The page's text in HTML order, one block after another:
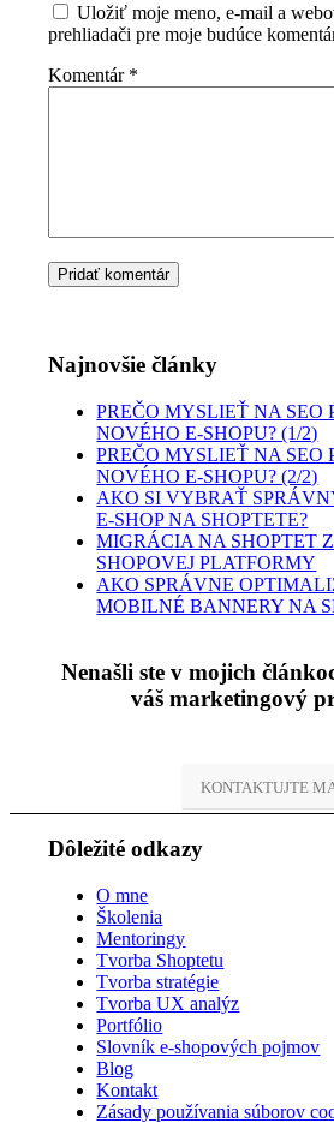
Uložiť moje meno, e-mail a
prehliadači pre moje budúce
Komentár *
Najnovšie články
PREČO MYSLIEŤ NA SEO
NOVÉHO E-SHOPU? (1/2)
PREČO MYSLIEŤ NA SEO
NOVÉHO E-SHOPU? (2/2)
AKO SI VYBRAŤ
E-SHOP NA SHOPTETE?
MIGRÁCIA NA SHOPTET
SHOPOVEJ PLATFORMY
AKO SPRÁVNE
MOBILNÉ BANNERY NA
Nenašli ste v mojich
váš marketingový
KONTAKTUJTE
Dôležité odkazy
O mne
Školenia
Mentoringy
Tvorba Shoptetu
Tvorba stratégie
Tvorba UX analýz
Portfólio
Slovník e-shopových pojmov
Blog
Kontakt
Zásady používania súborov